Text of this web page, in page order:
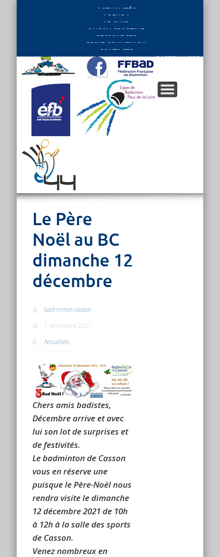
ACTUALITÉS
AGENDA
LE CLUB
SAISON SPORTIVE
RESSOURCES
PRIVE CONNEXION
CONTACTS
PARTENAIRES
Le Père
Noël au BC
dimanche 12
décembre
badminton-casson
1 décembre 2021
Actualités
Chers amis badistes,
Décembre arrive et avec
lui son lot de surprises et
de festivités.
Le badminton de Casson
vous en réserve une
puisque le Père-Noël nous
rendra visite le dimanche
12 décembre 2021 de 10h
à 12h à la salle des sports
de Casson.
Venez nombreux en